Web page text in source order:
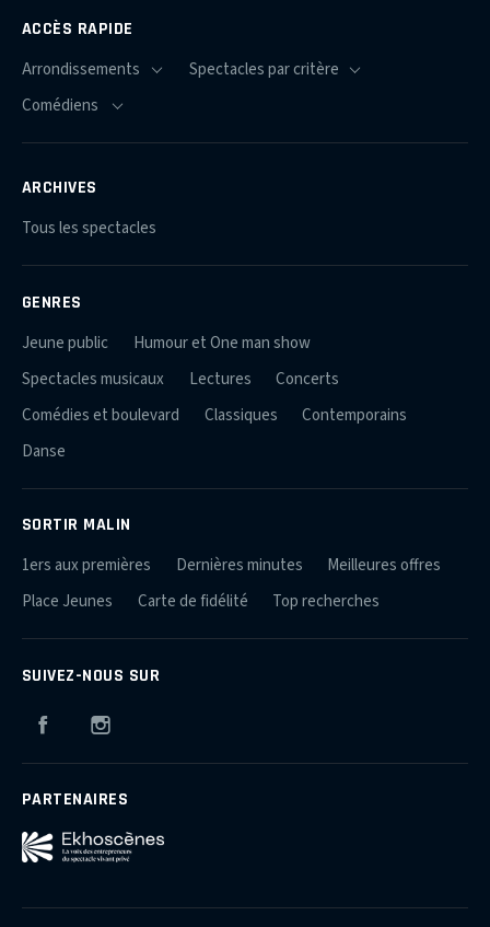
ACCÈS RAPIDE
ARCHIVES
Tous les spectacles
GENRES
Jeune public
Humour et One man show
Spectacles musicaux
Lectures
Concerts
Comédies et boulevard
Classiques
Contemporains
Danse
SORTIR MALIN
1ers aux premières Dernières minutes
Meilleures offres
Place Jeunes
Carte de fidélité Top recherches
SUIVEZ-NOUS SUR
Facebook
PARTENAIRES